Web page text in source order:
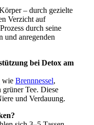
– durch gezielte
Verzicht auf
durch seine
und anregenden
bei Detox am
wie Brennnessel,
Tee. Diese
und Verdauung.